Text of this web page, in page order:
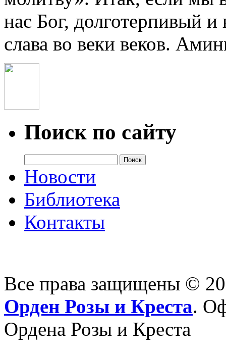
нас Бог, долготерпивый
слава во веки веков.
Поиск по сайту
Новости
Библиотека
Контакты
Все права защищены ©
Орден Розы и Креста.
Ордена Розы и Креста